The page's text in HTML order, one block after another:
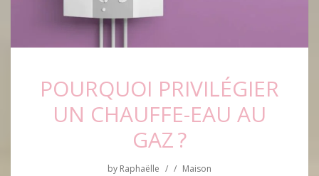
POURQUOI PRIVILÉGIER
UN CHAUFFE-EAU AU
GAZ ?
by Raphaëlle / / Maison